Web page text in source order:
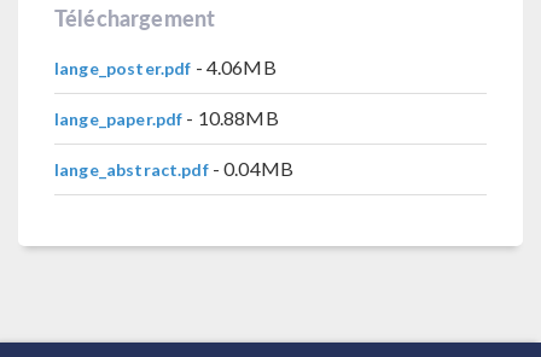
Téléchargement
lange_poster.pdf - 4.06MB
lange_paper.pdf - 10.88MB
lange_abstract.pdf- 0.04MB